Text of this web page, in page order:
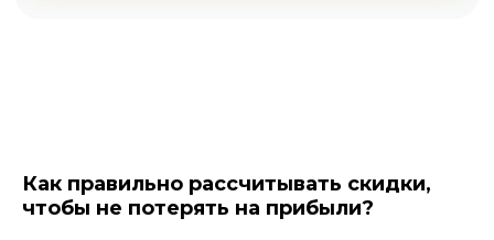
Как правильно рассчитывать скидки,
чтобы не потерять на прибыли?